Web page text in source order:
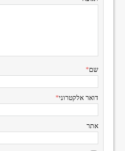
שם*
דואר אלקטרוני*
אתר